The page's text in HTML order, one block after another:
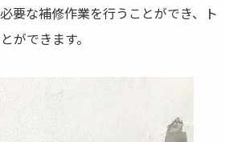
要な補修作業を行うことができ、ト
ができます。